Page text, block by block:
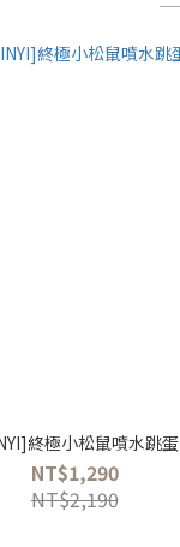
終極小松鼠噴水跳蛋
NT$1,290
NT$2,190